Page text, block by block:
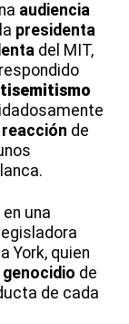
audiencia
presidenta
del MIT,
reacción de
una
York, quien
genocidio de
de cada